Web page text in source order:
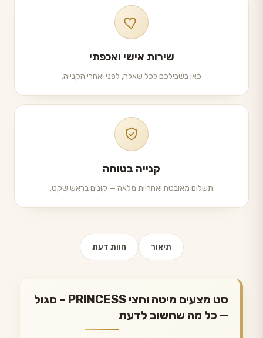
שירות אישי ואכפתי
כאן בשבילכם לכל שאלה, לפני ואחרי הקנייה.
קנייה בטוחה
תשלום מאובטח ואחריות מלאה — קונים בראש שקט.
תיאור חוות דעת
סט מצעים מיטה וחצי PRINCESS – סגול
— כל מה שחשוב לדעת